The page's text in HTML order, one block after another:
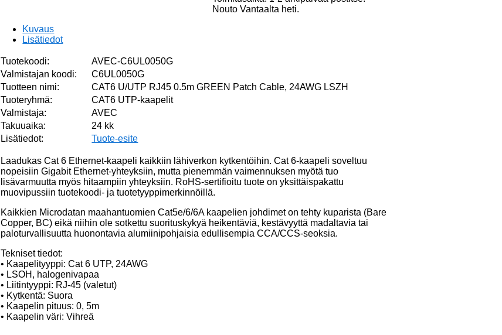
LSZH
Nouto Vantaalta heti.
Kuvaus
Lisätiedot
Tuotekoodi:
AVEC-C6UL0050G
Valmistajan koodi:
C6UL0050G
Tuotteen nimi:
CAT6 U/UTP RJ45 0.5m GREEN Patch Cable, 24AWG LSZH
Tuoteryhmä:
CAT6 UTP-kaapelit
Valmistaja:
AVEC
Takuuaika:
24 kk
Lisätiedot:
Tuote-esite
Laadukas Cat 6 Ethernet-kaapeli kaikkiin lähiverkon kytkentöihin. Cat 6-kaapeli soveltuu
nopeisiin Gigabit Ethernet-yhteyksiin, mutta pienemmän vaimennuksen myötä tuo
lisävarmuutta myös hitaampiin yhteyksiin. RoHS-sertifioitu tuote on yksittäispakattu
muovipussiin tuotekoodi- ja tuotetyyppimerkinnöillä.
Kaikkien Microdatan maahantuomien Cat5e/6/6A kaapelien johdimet on tehty kuparista (Bare
Copper, BC) eikä niihin ole sotkettu suorituskykyä heikentäviä, kestävyyttä madaltavia tai
paloturvallisuutta huonontavia alumiinipohjaisia edullisempia CCA/CCS-seoksia.
Tekniset tiedot:
• Kaapelityyppi: Cat 6 UTP, 24AWG
• LSOH, halogenivapaa
• Liitintyyppi: RJ-45 (valetut)
• Kytkentä: Suora
• Kaapelin pituus: 0, 5m
• Kaapelin väri: Vihreä